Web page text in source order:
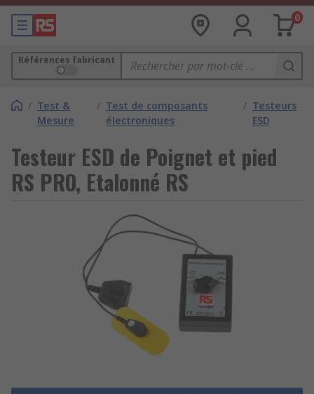
0
Références fabricant
/ Test &
Mesure
/ Test de composants
électroniques
/ Testeurs
ESD
Testeur ESD de Poignet et pied
RS PRO, Etalonné RS